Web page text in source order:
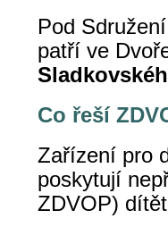
Pod
patří ve
Co řeší
Zařízení pro
poskytují
ZDVOP)